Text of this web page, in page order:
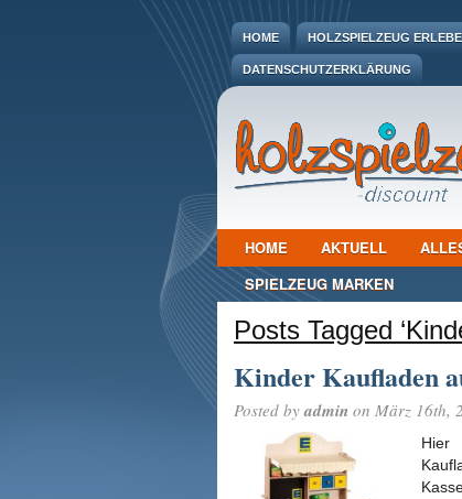
HOME HOLZSPIELZEUG
DATENSCHUTZERKLÄRUNG
HOME AKTUELL
SPIELZEUG MARKEN
Posts Tagged
Kinder Kaufladen
Posted by admin on März 16th,